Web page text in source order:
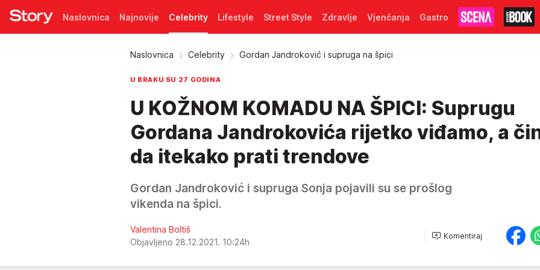
Naslovnica Najnovije Celebrity Lifestyle Street Style Zdravlje Vjenčanja Gastro
Naslovnica Celebrity Gordan Jandroković i supruga na špici
U BRAKU SU 27 GODINA
U KOŽNOM KOMADU NA ŠPICI: Suprugu
Gordana Jandrokovića rijetko viđamo, a
da itekako prati trendove
Gordan Jandroković i supruga Sonja pojavili su se prošlog
vikenda na špici.
Valentina Boltiš
Objavljeno 28.12.2021. 10:24h
Komentiraj